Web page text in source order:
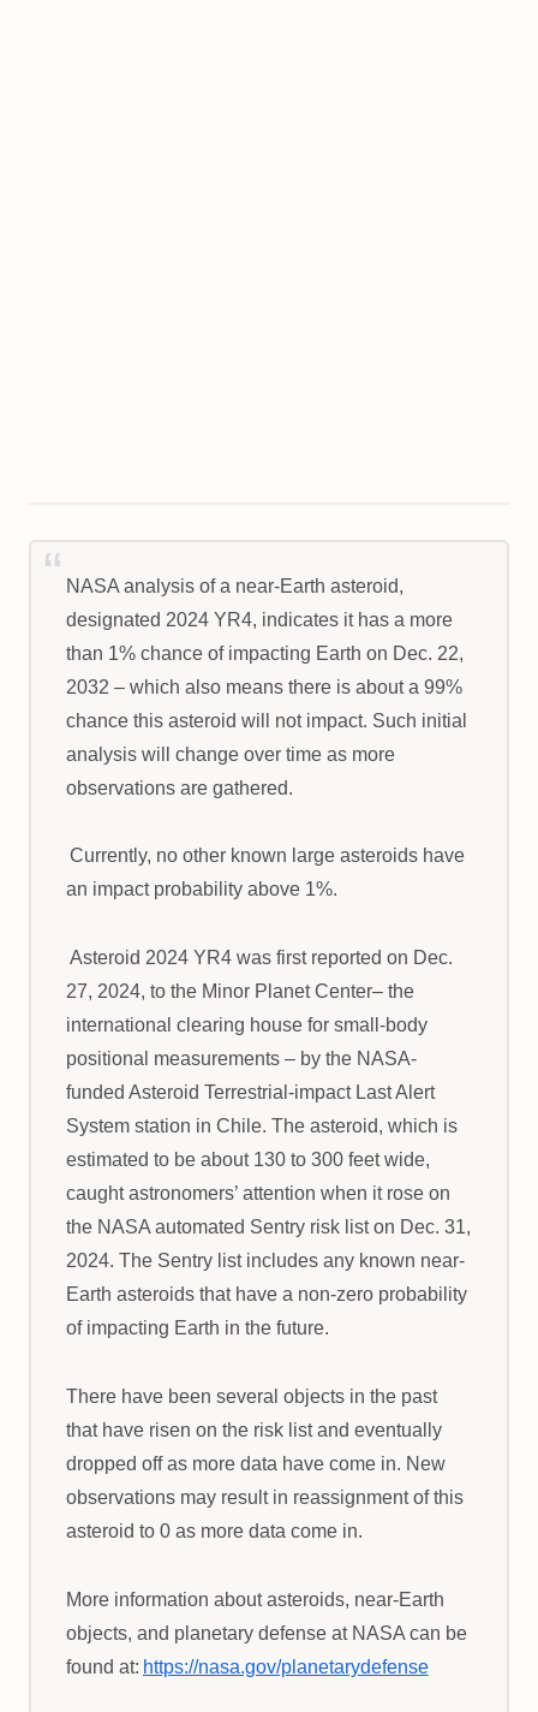
NASA analysis of a near-Earth asteroid,
designated 2024 YR4, indicates it has a more
than 1% chance of impacting Earth on Dec. 22,
2032 – which also means there is about a 99%
chance this asteroid will not impact. Such initial
analysis will change over time as more
observations are gathered.
Currently, no other known large asteroids have
an impact probability above 1%.
Asteroid 2024 YR4 was first reported on Dec.
27, 2024, to the Minor Planet Center– the
international clearing house for small-body
positional measurements – by the NASA-
funded Asteroid Terrestrial-impact Last Alert
System station in Chile. The asteroid, which is
estimated to be about 130 to 300 feet wide,
caught astronomers’ attention when it rose on
the NASA automated Sentry risk list on Dec. 31,
2024. The Sentry list includes any known near-
Earth asteroids that have a non-zero probability
of impacting Earth in the future.
There have been several objects in the past
that have risen on the risk list and eventually
dropped off as more data have come in. New
observations may result in reassignment of this
asteroid to 0 as more data come in.
More information about asteroids, near-Earth
objects, and planetary defense at NASA can be
found at: https://nasa.gov/planetarydefense